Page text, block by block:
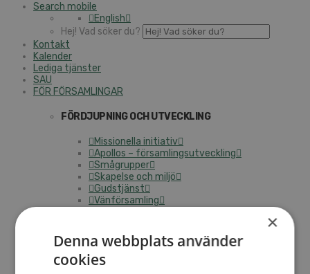
Search mobile
English
Hej! Vad söker du?
Kontakt
Kalender
Lediga tjänster
SAU
FÖR FÖRSAMLINGAR
FÖRDJUPNING OCH UTVECKLING
Missionella initiativ
Apollos – församlingsutveckling
Smågrupper
Skapelse och miljö
Gudstjänst
Vänförsamling
Missionsinspiratörens verktygslåda
PRAKTISKT
×
Denna webbplats använder
cookies